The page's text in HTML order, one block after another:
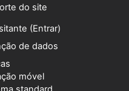
do site
(Entrar)
de dados
móvel